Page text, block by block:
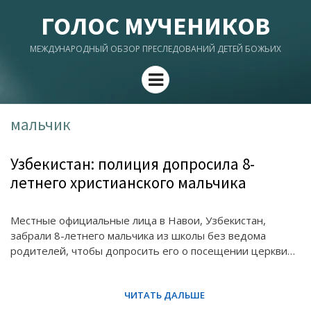
ГОЛОС МУЧЕНИКОВ
МЕЖДУНАРОДНЫЙ ОБЗОР ПРЕСЛЕДОВАНИЙ ДЕТЕЙ БОЖЬИХ
Menu
мальчик
Узбекистан: полиция допросила 8-
летнего христианского мальчика
Местные официальные лица в Навои, Узбекистан,
забрали 8-летнего мальчика из школы без ведома
родителей, чтобы допросить его о посещении церкви…